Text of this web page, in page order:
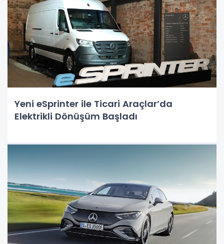
Yeni eSprinter ile Ticari Araçlar’da
Elektrikli Dönüşüm Başladı